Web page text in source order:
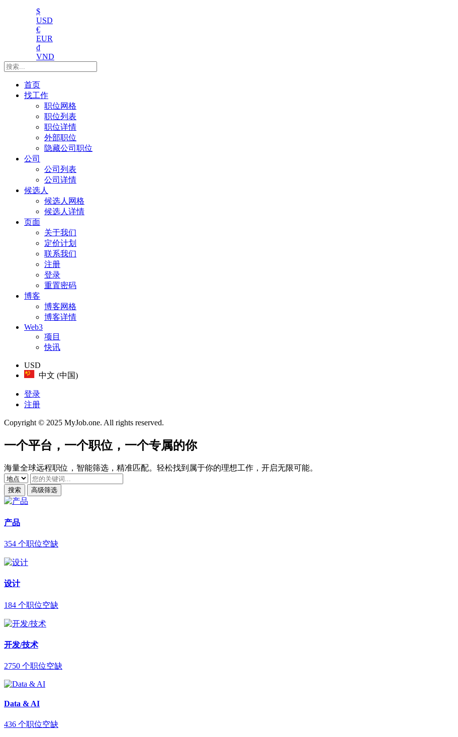
$
USD
€
EUR
₫
VND
首页
找工作
职位网格
职位列表
职位详情
外部职位
隐藏公司职位
公司
公司列表
公司详情
候选人
候选人网格
候选人详情
页面
关于我们
定价计划
联系我们
注册
登录
重置密码
博客
博客网格
博客详情
Web3
项目
快讯
USD
中文 (中国)
登录
注册
Copyright © 2025 MyJob.one. All rights reserved.
一个平台，一个职位，一个专属的你
海量全球远程职位，智能筛选，精准匹配。轻松找到属于你的理想工作，开启无限可能。
搜索 高级筛选
产品
354 个职位空缺
设计
184 个职位空缺
开发/技术
2750 个职位空缺
Data & AI
436 个职位空缺